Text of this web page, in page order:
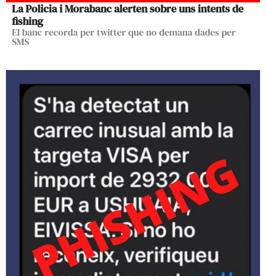
La Policia i Morabanc alerten sobre uns intents de
fishing
El banc recorda per twitter que no demana dades per
SMS